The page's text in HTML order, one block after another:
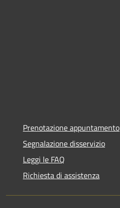
Prenotazione appuntamento
Segnalazione disservizio
Leggi le FAQ
Richiesta di assistenza